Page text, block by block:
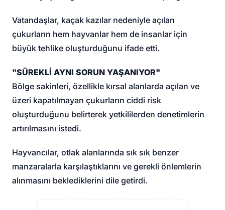
Vatandaşlar, kaçak kazılar nedeniyle açılan
çukurların hem hayvanlar hem de insanlar için
büyük tehlike oluşturduğunu ifade etti.
"SÜREKLİ AYNI SORUN YAŞANIYOR"
Bölge sakinleri, özellikle kırsal alanlarda açılan ve
üzeri kapatılmayan çukurların ciddi risk
oluşturduğunu belirterek yetkililerden denetimlerin
artırılmasını istedi.
Hayvancılar, otlak alanlarında sık sık benzer
manzaralarla karşılaştıklarını ve gerekli önlemlerin
alınmasını beklediklerini dile getirdi.